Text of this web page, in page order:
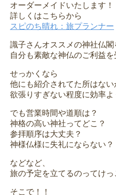
オーダーメイドいたします！
詳しくはこちらから
スピのち晴れ：旅プランナー
識子さんオススメの神社仏
自分も素敵な神仏のご利益
せっかくなら
他にも紹介されてた所はない
欲張りすぎない程度に効率
でも営業時間や道順は？
神格の高い神社ってどこ？
参拝順序は大丈夫？
神様仏様に失礼にならない？
などなど、
旅の予定を立てるのってけっ
そこで！！